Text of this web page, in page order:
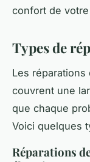
confort de
Types de
Les réparations
couvrent une
que chaque
Voici quelques
Réparations